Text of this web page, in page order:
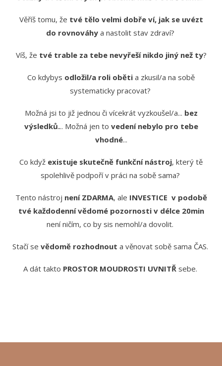
Věříš tomu, že tvé tělo velmi dobře ví, jak se uvézt
do rovnováhya nastolit stav zdraví?
Víš, že tvé trable za tebe nevyřeší nikdo jiný než ty?
Co kdybys odložil/a roli oběti a zkusil/a na sobě
systematicky pracovat?
Možná jsi to již jednou či vícekrát vyzkoušel/a... bez
výsledků... Možná jen to vedení nebylo pro tebe
vhodné...
Co když existuje skutečně funkční nástroj, který tě
spolehlivě podpoří v práci na sobě sama?
Tento nástroj není ZDARMA, ale INVESTICE v podobě
tvé každodenní vědomé pozornosti v délce 20min
není ničím, co by sis nemohl/a dovolit.
Stačí se vědomě rozhodnout a věnovat sobě sama ČAS.
A dát takto PROSTOR MOUDROSTI UVNITŘ sebe.